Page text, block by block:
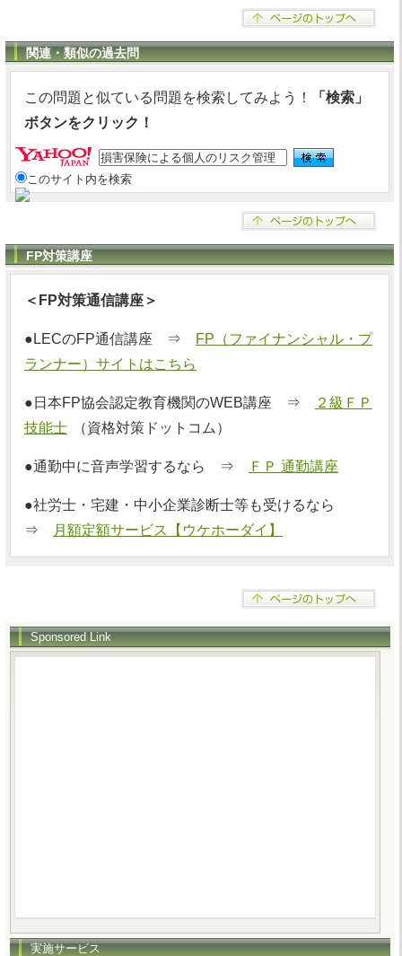
関連・類似の過去問
この問題と似ている問題を検索してみよう！
「検索」
ボタンをクリック！
このサイト内を検索
FP対策講座
＜FP対策通信講座＞
●LECのFP通信講座 ⇒
FP（ファイナンシャル・プ
ランナー）サイトはこちら
●日本FP協会認定教育機関のWEB講座 ⇒
２級ＦＰ
技能士
（資格対策ドットコム）
●通勤中に音声学習するなら ⇒ ＦＰ 通勤講座
●社労士・宅建・中小企業診断士等も受けるなら
⇒
月額定額サービス【ウケホーダイ】
Sponsored Link
実施サービス